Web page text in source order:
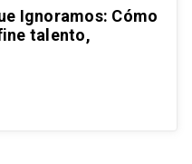
Ignoramos: Cómo
talento,